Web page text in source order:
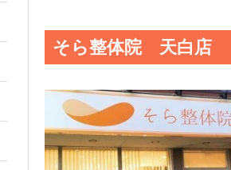
そら整体院 天白店